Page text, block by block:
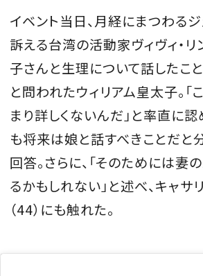
イベント当日、月経にまつわる
訴える台湾の活動家ヴィヴィ・リン
子さんと生理について話したこと
と問われたウィリアム皇太子。「
まり詳しくないんだ」と率直に認
も将来は娘と話すべきことだと
回答。さらに、「そのためには妻
るかもしれない」と述べ、キャサ
（44）にも触れた。